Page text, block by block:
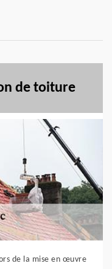
de toiture
de la mise en œuvre